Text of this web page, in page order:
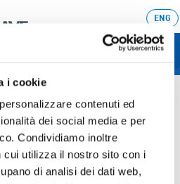
i cookie
contenuti ed
dei social media e per
Condividiamo inoltre
cui utilizza il nostro sito con i
di analisi dei dati web,
ENG
Ascopiave firma il memorandum di
Ultimo aggiornamento: 22/02/2008 23:36